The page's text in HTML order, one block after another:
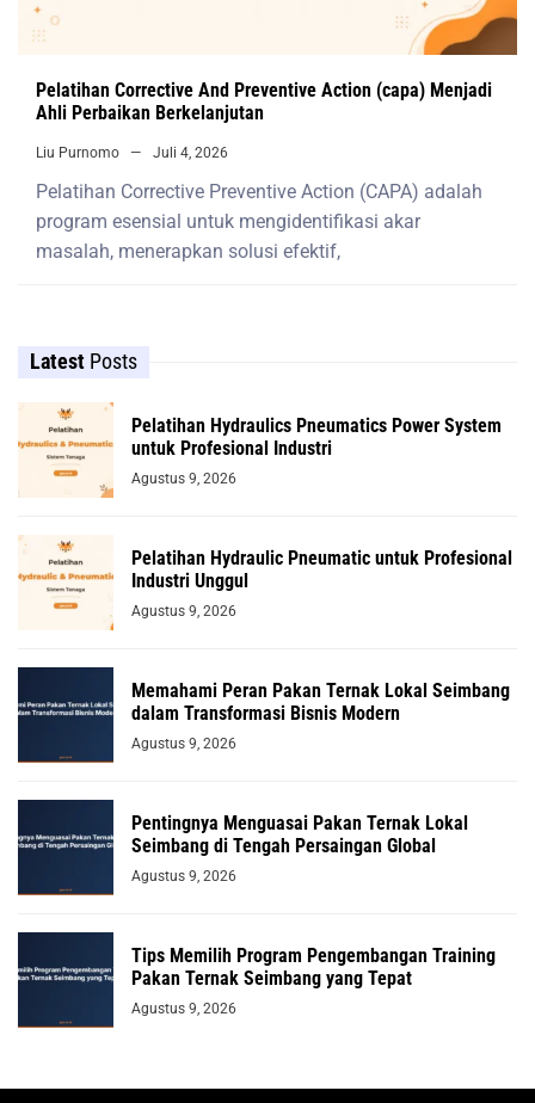
Pelatihan Corrective And Preventive Action (capa) Menjadi
Ahli Perbaikan Berkelanjutan
Liu Purnomo Juli 4, 2026
Pelatihan Corrective Preventive Action (CAPA) adalah
program esensial untuk mengidentifikasi akar
masalah, menerapkan solusi efektif,
Latest Posts
Pelatihan Hydraulics Pneumatics Power System
untuk Profesional Industri
Agustus 9, 2026
Pelatihan Hydraulic Pneumatic untuk Profesional
Industri Unggul
Agustus 9, 2026
Memahami Peran Pakan Ternak Lokal Seimbang
dalam Transformasi Bisnis Modern
Agustus 9, 2026
Pentingnya Menguasai Pakan Ternak Lokal
Seimbang di Tengah Persaingan Global
Agustus 9, 2026
Tips Memilih Program Pengembangan Training
Pakan Ternak Seimbang yang Tepat
Agustus 9, 2026